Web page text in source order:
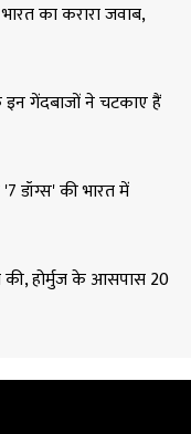
का करारा जवाब,
इन गेंदबाजों ने चटकाए हैं
डॉग्स' की भारत में
होर्मुज के आसपास 20